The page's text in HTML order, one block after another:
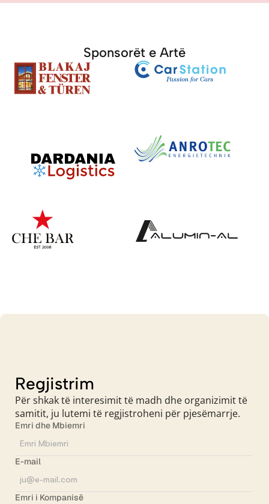
Sponsorët e Artë
Regjistrim
Për shkak të interesimit të madh dhe organizimit të
samitit, ju lutemi të regjistroheni për pjesëmarrje.
Emri dhe Mbiemri
E-mail
Emri i Kompanisë